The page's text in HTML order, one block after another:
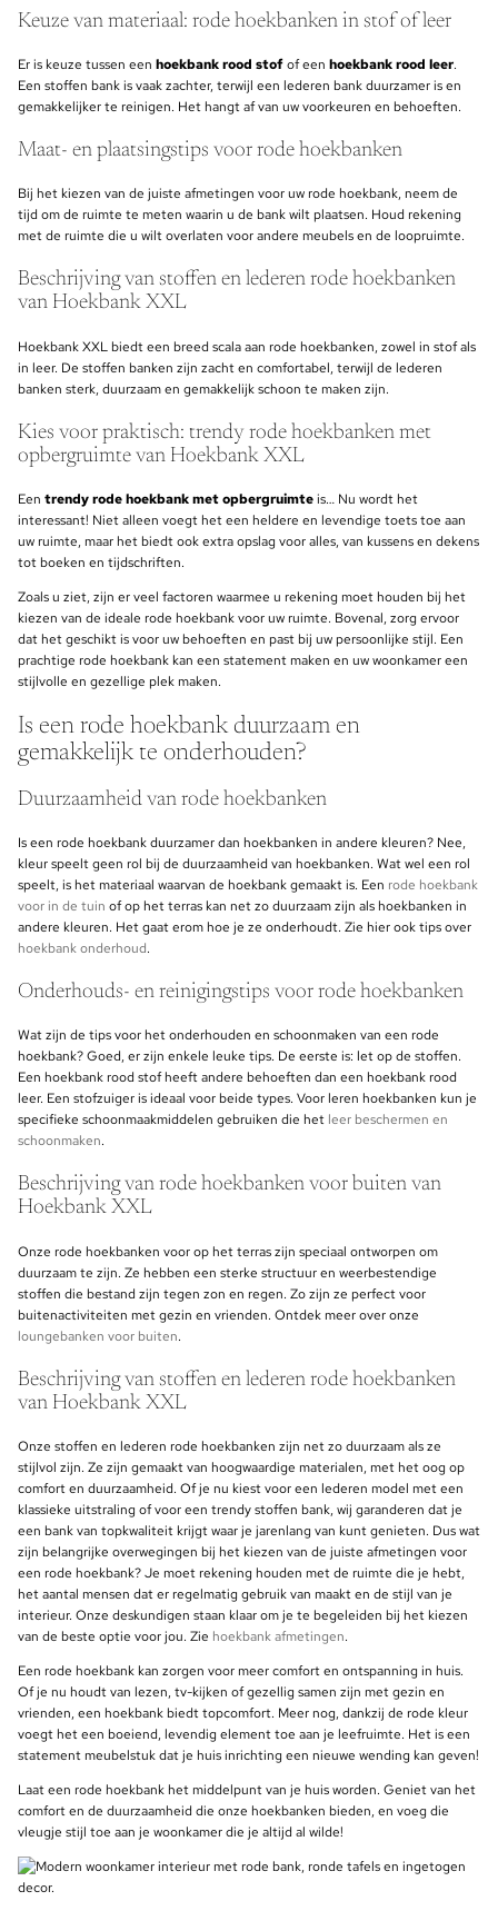
Keuze van materiaal: rode hoekbanken in stof of leer
Er is keuze tussen een hoekbank rood stofof een hoekbank rood leer.
Een stoffen bank is vaak zachter, terwijl een lederen bank duurzamer is en
gemakkelijker te reinigen. Het hangt af van uw voorkeuren en behoeften.
Maat- en plaatsingstips voor rode hoekbanken
Bij het kiezen van de juiste afmetingen voor uw rode hoekbank, neem de
tijd om de ruimte te meten waarin u de bank wilt plaatsen. Houd rekening
met de ruimte die u wilt overlaten voor andere meubels en de loopruimte.
Beschrijving van stoffen en lederen rode hoekbanken
van Hoekbank XXL
Hoekbank XXL biedt een breed scala aan rode hoekbanken, zowel in stof als
in leer. De stoffen banken zijn zacht en comfortabel, terwijl de lederen
banken sterk, duurzaam en gemakkelijk schoon te maken zijn.
Kies voor praktisch: trendy rode hoekbanken met
opbergruimte van Hoekbank XXL
Een trendy rode hoekbank met opbergruimteis… Nu wordt het
interessant! Niet alleen voegt het een heldere en levendige toets toe aan
uw ruimte, maar het biedt ook extra opslag voor alles, van kussens en dekens
tot boeken en tijdschriften.
Zoals u ziet, zijn er veel factoren waarmee u rekening moet houden bij het
kiezen van de ideale rode hoekbank voor uw ruimte. Bovenal, zorg ervoor
dat het geschikt is voor uw behoeften en past bij uw persoonlijke stijl. Een
prachtige rode hoekbank kan een statement maken en uw woonkamer een
stijlvolle en gezellige plek maken.
Is een rode hoekbank duurzaam en
gemakkelijk te onderhouden?
Duurzaamheid van rode hoekbanken
Is een rode hoekbank duurzamer dan hoekbanken in andere kleuren? Nee,
kleur speelt geen rol bij de duurzaamheid van hoekbanken. Wat wel een rol
speelt, is het materiaal waarvan de hoekbank gemaakt is. Een rode hoekbank
voor in de tuin of op het terras kan net zo duurzaam zijn als hoekbanken in
andere kleuren. Het gaat erom hoe je ze onderhoudt. Zie hier ook tips over
hoekbank onderhoud.
Onderhouds- en reinigingstips voor rode hoekbanken
Wat zijn de tips voor het onderhouden en schoonmaken van een rode
hoekbank? Goed, er zijn enkele leuke tips. De eerste is: let op de stoffen.
Een hoekbank rood stof heeft andere behoeften dan een hoekbank rood
leer. Een stofzuiger is ideaal voor beide types. Voor leren hoekbanken kun je
specifieke schoonmaakmiddelen gebruiken die het leer beschermen en
schoonmaken.
Beschrijving van rode hoekbanken voor buiten van
Hoekbank XXL
Onze rode hoekbanken voor op het terras zijn speciaal ontworpen om
duurzaam te zijn. Ze hebben een sterke structuur en weerbestendige
stoffen die bestand zijn tegen zon en regen. Zo zijn ze perfect voor
buitenactiviteiten met gezin en vrienden. Ontdek meer over onze
loungebanken voor buiten.
Beschrijving van stoffen en lederen rode hoekbanken
van Hoekbank XXL
Onze stoffen en lederen rode hoekbanken zijn net zo duurzaam als ze
stijlvol zijn. Ze zijn gemaakt van hoogwaardige materialen, met het oog op
comfort en duurzaamheid. Of je nu kiest voor een lederen model met een
klassieke uitstraling of voor een trendy stoffen bank, wij garanderen dat je
een bank van topkwaliteit krijgt waar je jarenlang van kunt genieten. Dus wat
zijn belangrijke overwegingen bij het kiezen van de juiste afmetingen voor
een rode hoekbank? Je moet rekening houden met de ruimte die je hebt,
het aantal mensen dat er regelmatig gebruik van maakt en de stijl van je
interieur. Onze deskundigen staan klaar om je te begeleiden bij het kiezen
van de beste optie voor jou. Zie hoekbank afmetingen.
Een rode hoekbank kan zorgen voor meer comfort en ontspanning in huis.
Of je nu houdt van lezen, tv-kijken of gezellig samen zijn met gezin en
vrienden, een hoekbank biedt topcomfort. Meer nog, dankzij de rode kleur
voegt het een boeiend, levendig element toe aan je leefruimte. Het is een
statement meubelstuk dat je huis inrichting een nieuwe wending kan geven!
Laat een rode hoekbank het middelpunt van je huis worden. Geniet van het
comfort en de duurzaamheid die onze hoekbanken bieden, en voeg die
vleugje stijl toe aan je woonkamer die je altijd al wilde!